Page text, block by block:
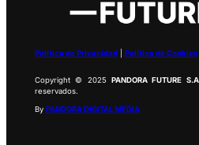
Política de Privacidad Política de Cookies
Copyright © 2025PANDORA FUTURE S.A
reservados.
By PANDORA DIGITAL MEDIA